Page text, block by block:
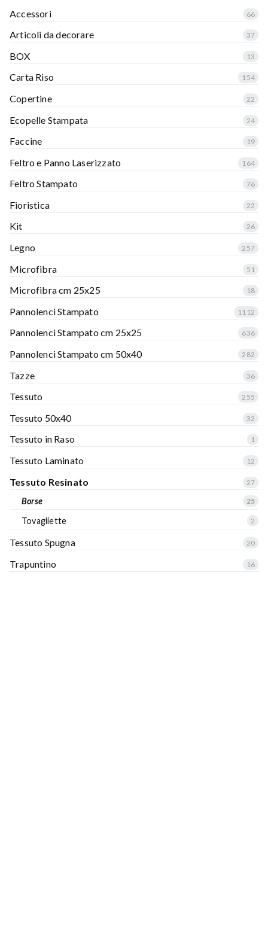
Accessori 66
Articoli da decorare 37
BOX 13
Carta Riso 154
Copertine 22
Ecopelle Stampata 24
Faccine 19
Feltro e Panno Laserizzato 164
Feltro Stampato 76
Fioristica 22
Kit 26
Legno 257
Microfibra 51
Microfibra cm 25x25 18
Pannolenci Stampato 1112
Pannolenci Stampato cm 25x25 636
Pannolenci Stampato cm 50x40 282
Tazze 36
Tessuto 255
Tessuto 50x40 32
Tessuto in Raso 1
Tessuto Laminato 12
Tessuto Resinato 27
Borse 25
Tovagliette 2
Tessuto Spugna 20
Trapuntino 16